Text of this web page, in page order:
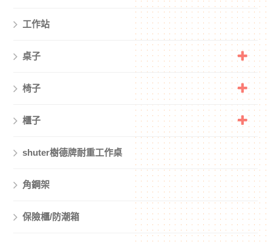
工作站
桌子
椅子
櫃子
shuter樹德牌耐重工作桌
角鋼架
保險櫃/防潮箱